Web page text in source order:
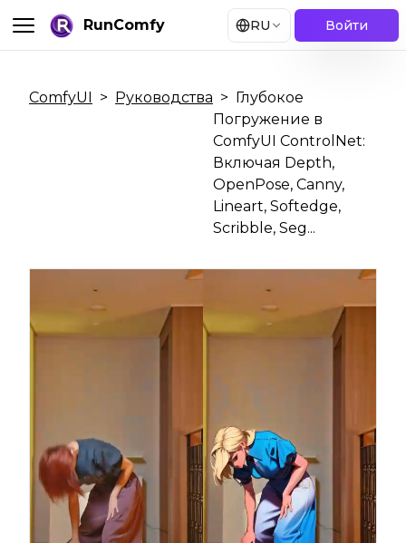
RunComfy RU Войти
ComfyUI > Руководства > Глубокое
Погружение в
ComfyUI ControlNet:
Включая Depth,
OpenPose, Canny,
Lineart, Softedge,
Scribble, Seg...